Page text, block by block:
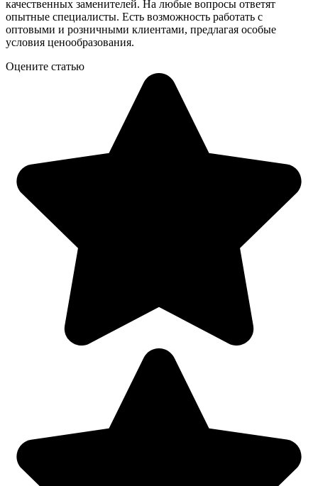
качественных заменителей. На любые вопросы ответят
опытные специалисты. Есть возможность работать с
оптовыми и розничными клиентами, предлагая особые
условия ценообразования.
Оцените статью